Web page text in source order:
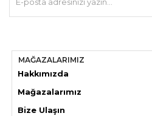
MAĞAZALARIMIZ
Hakkımızda
Mağazalarımız
Bize Ulaşın